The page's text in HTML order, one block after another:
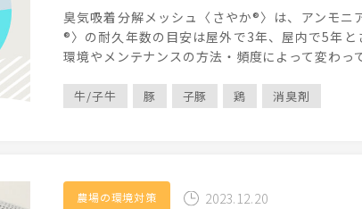
臭気吸着分解メッシュ〈さやか®〉は、アンモ
®〉の耐久年数の目安は屋外で3年、屋内で5年
環境やメンテナンスの方法・頻度によって変わっ
牛/子牛 豚 子豚 鶏 消臭剤
農場の環境対策 2023.12.20